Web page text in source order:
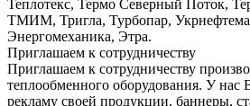
Теплотекс, Термо Северный Поток,
ТМИМ, Тригла, Турбопар,
Энергомеханика, Этра.
Приглашаем к сотрудничеству
Приглашаем к сотрудничеству
теплообменного оборудования. У нас
рекламу своей продукции, баннеры,